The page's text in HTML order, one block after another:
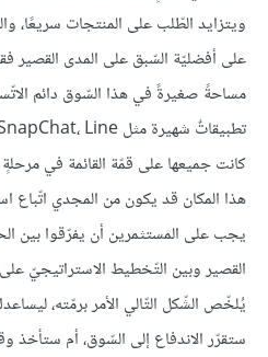
ويتزايد الطّلب على المنتجات سريعًا،
على أفضليّة السّبق على المدى القصير
مساحةً صغيرةً في هذا السّوق دائم
كانت جميعها على قمّة القائمة في
هذا المكان قد يكون من المجدي اتّباع
يجب على المستثمرين أن يفرّقوا بين
القصير وبين التّخطيط الاستراتيجيّ
يُلخّص الشّكل التّالي الأمر برمّته،
ستقرّر الاندفاع إلى السّوق، أم